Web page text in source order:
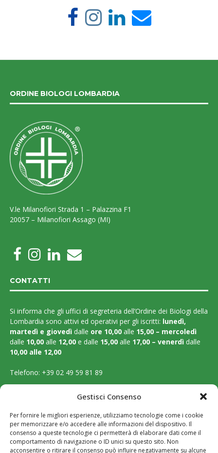
Gestisci Consenso
Per fornire le migliori esperienze, utilizziamo tecnologie come i cookie
per memorizzare e/o accedere alle informazioni del dispositivo. Il
consenso a queste tecnologie ci permetterà di elaborare dati come il
comportamento di navigazione o ID unici su questo sito. Non
acconsentire o ritirare il consenso può influire negativamente su alcune
ORDINE BIOLOGI LOMBARDIA
V.le Milanofiori Strada 1 – Palazzina F1
20057 – Milanofiori Assago (MI)
CONTATTI
Si informa che gli uffici di segreteria dell’Ordine dei Biologi della
Lombardia sono attivi ed operativi per gli iscritti: lunedì,
martedì e giovedì dalle ore 10,00 alle 15,00 – mercoledì
dalle 10,00 alle 12,00 e dalle 15,00 alle 17,00 – venerdì dalle
10,00 alle 12,00
Telefono: +39 02 49 59 81 89
segreteria@ordinebiologilombardia.it
LEGAL PAGES